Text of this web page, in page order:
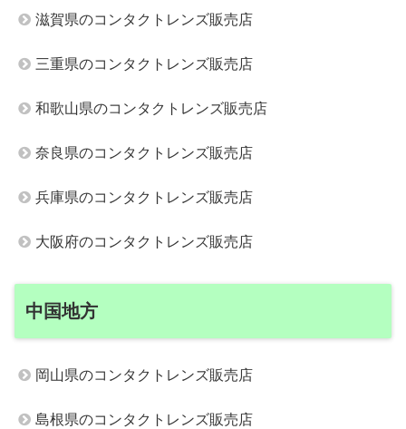
滋賀県のコンタクトレンズ販売店
三重県のコンタクトレンズ販売店
和歌山県のコンタクトレンズ販売店
奈良県のコンタクトレンズ販売店
兵庫県のコンタクトレンズ販売店
大阪府のコンタクトレンズ販売店
中国地方
岡山県のコンタクトレンズ販売店
島根県のコンタクトレンズ販売店